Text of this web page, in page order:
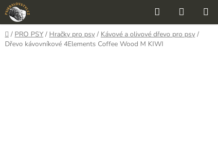
Přejít
na
obsah
Hledat
KOŠÍK
Domů
/ PRO PSY / Hračky pro psy / Kávové a olivové dřevo pro psy /
Dřevo kávovníkové 4Elements Coffee Wood M KIWI